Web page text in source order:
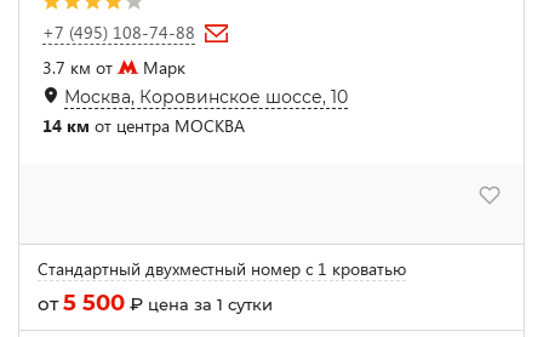
+7 (495) 108-74-88
3.7 км от
Марк
Москва, Коровинское шоссе, 10
14 км от центра МОСКВА
Стандартный двухместный номер с 1 кроватью
от5 500 ₽ цена за 1 сутки